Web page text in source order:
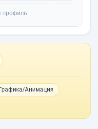
профиль
Анимация